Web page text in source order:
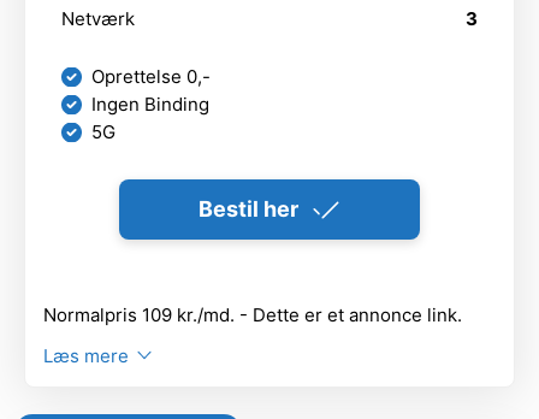
Netværk
3
Oprettelse 0,-
Ingen Binding
5G
Bestil her
Normalpris 109 kr./md. - Dette er et annonce link.
Læs mere